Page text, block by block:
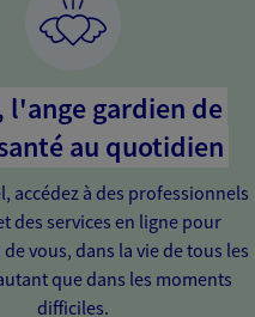
l'ange gardien de
au quotidien
accédez à des professionnels
des services en ligne pour
vous, dans la vie de tous les
que dans les moments
difficiles.